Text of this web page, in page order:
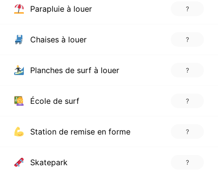
Parapluie à louer ?
Chaises à louer ?
Planches de surf à louer ?
École de surf ?
Station de remise en forme ?
Skatepark ?